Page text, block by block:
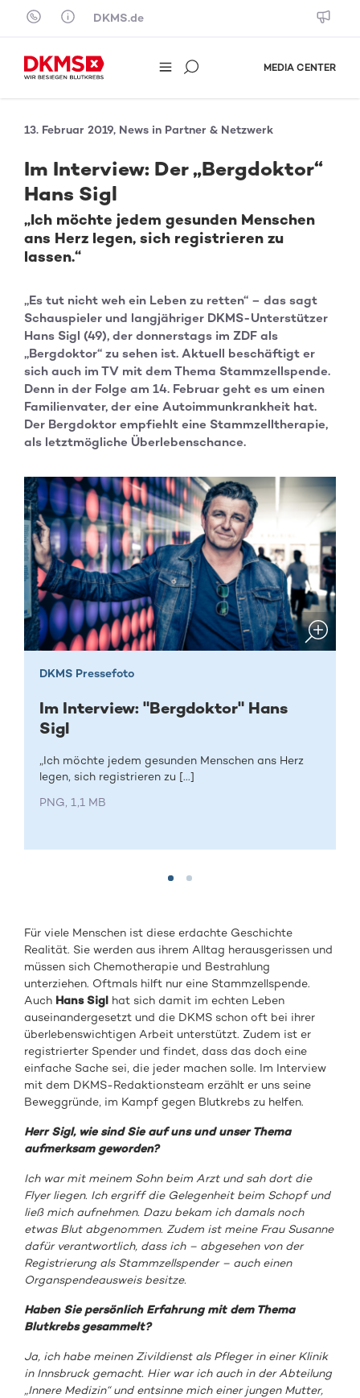
Skip to content
DKMS.de
MEDIA CENTER
13. Februar 2019, News in Partner & Netzwerk
Im Interview: Der „Bergdoktor“
Hans Sigl
„Ich möchte jedem gesunden Menschen
ans Herz legen, sich registrieren zu
lassen.“
„Es tut nicht weh ein Leben zu retten“ – das sagt
Schauspieler und langjähriger DKMS-Unterstützer
Hans Sigl (49), der donnerstags im ZDF als
„Bergdoktor“ zu sehen ist. Aktuell beschäftigt er
sich auch im TV mit dem Thema Stammzellspende.
Denn in der Folge am 14. Februar geht es um einen
Familienvater, der eine Autoimmunkrankheit hat.
Der Bergdoktor empfiehlt eine Stammzelltherapie,
als letztmögliche Überlebenschance.
DKMS Pressefoto
Im Interview: "Bergdoktor" Hans
Sigl
„Ich möchte jedem gesunden Menschen ans Herz
legen, sich registrieren zu [...]
PNG, 1,1 MB
Für viele Menschen ist diese erdachte Geschichte
Realität. Sie werden aus ihrem Alltag herausgerissen und
müssen sich Chemotherapie und Bestrahlung
unterziehen. Oftmals hilft nur eine Stammzellspende.
Auch Hans Sigl hat sich damit im echten Leben
auseinandergesetzt und die DKMS schon oft bei ihrer
überlebenswichtigen Arbeit unterstützt. Zudem ist er
registrierter Spender und findet, dass das doch eine
einfache Sache sei, die jeder machen solle. Im Interview
mit dem DKMS-Redaktionsteam erzählt er uns seine
Beweggründe, im Kampf gegen Blutkrebs zu helfen.
Herr Sigl, wie sind Sie auf uns und unser Thema
aufmerksam geworden?
Ich war mit meinem Sohn beim Arzt und sah dort die
Flyer liegen. Ich ergriff die Gelegenheit beim Schopf und
ließ mich aufnehmen. Dazu bekam ich damals noch
etwas Blut abgenommen. Zudem ist meine Frau Susanne
dafür verantwortlich, dass ich – abgesehen von der
Registrierung als Stammzellspender – auch einen
Organspendeausweis besitze.
Haben Sie persönlich Erfahrung mit dem Thema
Blutkrebs gesammelt?
Ja, ich habe meinen Zivildienst als Pfleger in einer Klinik
in Innsbruck gemacht. Hier war ich auch in der Abteilung
„Innere Medizin“ und entsinne mich einer jungen Mutter,